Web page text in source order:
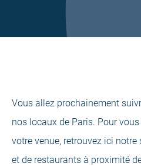
Vous allez prochainement
nos locaux de Paris. Pour
votre venue, retrouvez ici notre
et de restaurants à proximité